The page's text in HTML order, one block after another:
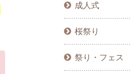
成人式
桜祭り
祭り・フェス